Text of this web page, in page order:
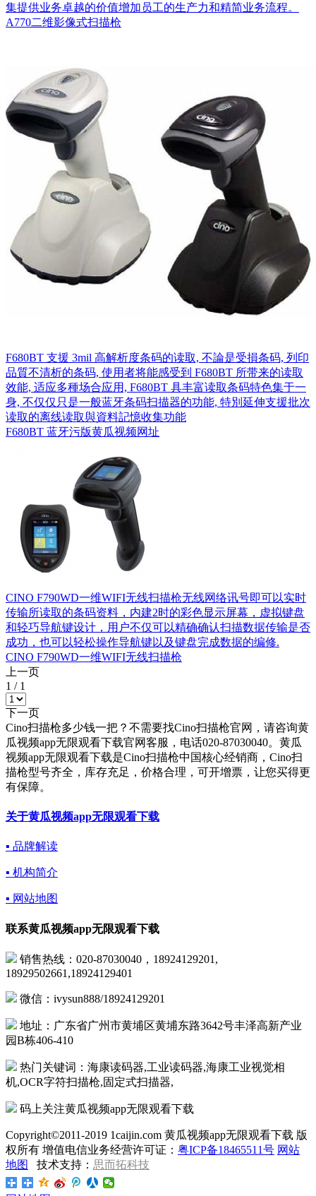
集提供业务卓越的价值增加员工的生产力和精简业务流程。
A770二维影像式扫描枪
F680BT 支援 3mil 高解析度条码的读取, 不論是受損条码, 列印
品質不清析的条码, 使用者将能感受到 F680BT 所带来的读取
效能, 适应多種场合应用, F680BT 具丰富读取条码特色集于一
身, 不仅仅只是一般蓝牙条码扫描器的功能, 特別延伸支援批次
读取的离线读取與資料記憶收集功能
F680BT 蓝牙污版黄瓜视频网址
CINO F790WD一维WIFI无线扫描枪无线网络讯号即可以实时
传输所读取的条码资料，内建2时的彩色显示屏幕，虚拟键盘
和轻巧导航键设计，用户不仅可以精确确认扫描数据传输是否
成功，也可以轻松操作导航键以及键盘完成数据的编修.
CINO F790WD一维WIFI无线扫描枪
上一页
1 / 1
下一页
Cino扫描枪多少钱一把？不需要找Cino扫描枪官网，请咨询黄
瓜视频app无限观看下载官网客服，电话020-87030040。黄瓜
视频app无限观看下载是Cino扫描枪中国核心经销商，Cino扫
描枪型号齐全，库存充足，价格合理，可开增票，让您买得更
有保障。
关于黄瓜视频app无限观看下载
▪ 品牌解读
▪ 机构简介
▪ 网站地图
联系黄瓜视频app无限观看下载
销售热线：020-87030040，18924129201,
18929502661,18924129401
微信：ivysun888/18924129201
地址：广东省广州市黄埔区黄埔东路3642号丰泽高新产业
园B栋406-410
热门关键词：海康读码器,工业读码器,海康工业视觉相
机,OCR字符扫描枪,固定式扫描器,
码上关注黄瓜视频app无限观看下载
Copyright©2011-2019 1caijin.com 黄瓜视频app无限观看下载 版
权所有 增值电信业务经营许可证： 粤ICP备18465511号 网站
地图
技术支持： 思而拓科技